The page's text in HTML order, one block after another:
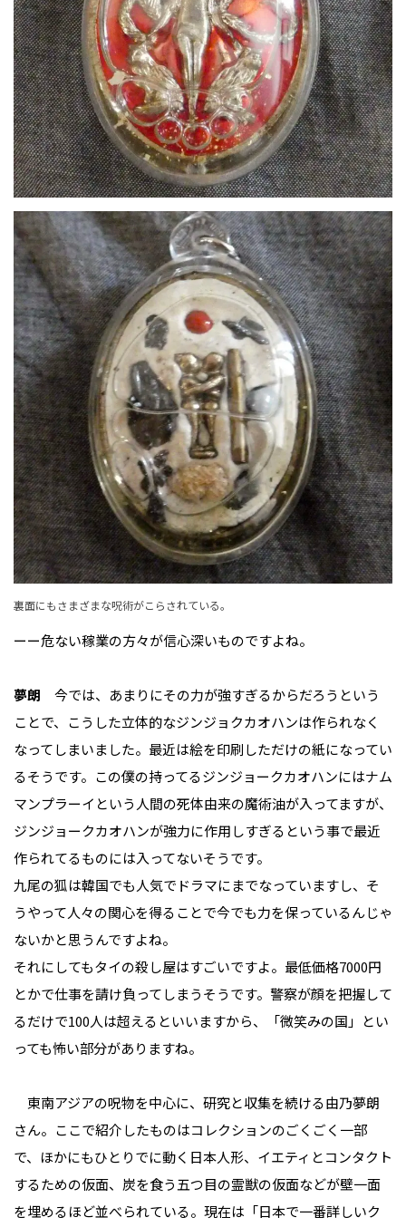
裏面にもさまざまな呪術がこらされている。
ーー危ない稼業の方々が信心深いものですよね。
夢朗 今では、あまりにその力が強すぎるからだろうという
ことで、こうした立体的なジンジョクカオハンは作られなく
なってしまいました。最近は絵を印刷しただけの紙になってい
るそうです。この僕の持ってるジンジョークカオハンにはナム
マンプラーイという人間の死体由来の魔術油が入ってますが、
ジンジョークカオハンが強力に作用しすぎるという事で最近
作られてるものには入ってないそうです。
九尾の狐は韓国でも人気でドラマにまでなっていますし、そ
うやって人々の関心を得ることで今でも力を保っているんじゃ
ないかと思うんですよね。
それにしてもタイの殺し屋はすごいですよ。最低価格7000円
とかで仕事を請け負ってしまうそうです。警察が顔を把握して
るだけで100人は超えるといいますから、「微笑みの国」とい
っても怖い部分がありますね。
東南アジアの呪物を中心に、研究と収集を続ける由乃夢朗
さん。ここで紹介したものはコレクションのごくごく一部
で、ほかにもひとりでに動く日本人形、イエティとコンタクト
するための仮面、炭を食う五つ目の霊獣の仮面などが壁一面
を埋めるほど並べられている。現在は「日本で一番詳しいク